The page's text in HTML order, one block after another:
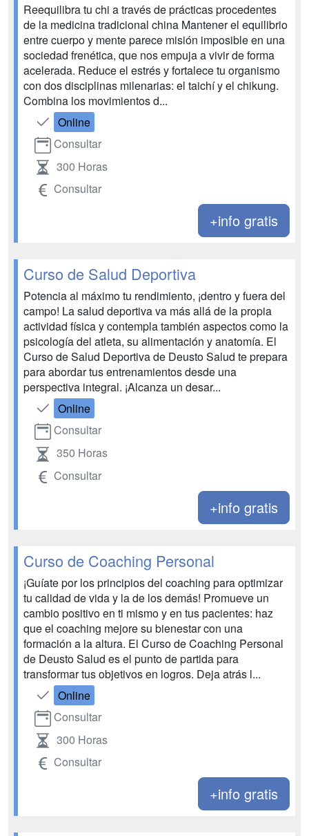
Reequilibra tu chi a través de prácticas procedentes
de la medicina tradicional china Mantener el equilibrio
entre cuerpo y mente parece misión imposible en una
sociedad frenética, que nos empuja a vivir de forma
acelerada. Reduce el estrés y fortalece tu organismo
con dos disciplinas milenarias: el taichí y el chikung.
Combina los movimientos d...
Online
Consultar
300 Horas
Consultar
+info gratis
Curso de Salud Deportiva
Potencia al máximo tu rendimiento, ¡dentro y fuera del
campo! La salud deportiva va más allá de la propia
actividad física y contempla también aspectos como la
psicología del atleta, su alimentación y anatomía. El
Curso de Salud Deportiva de Deusto Salud te prepara
para abordar tus entrenamientos desde una
perspectiva integral. ¡Alcanza un desar...
Online
Consultar
350 Horas
Consultar
+info gratis
Curso de Coaching Personal
¡Guíate por los principios del coaching para optimizar
tu calidad de vida y la de los demás! Promueve un
cambio positivo en ti mismo y en tus pacientes: haz
que el coaching mejore su bienestar con una
formación a la altura. El Curso de Coaching Personal
de Deusto Salud es el punto de partida para
transformar tus objetivos en logros. Deja atrás l...
Online
Consultar
300 Horas
Consultar
+info gratis